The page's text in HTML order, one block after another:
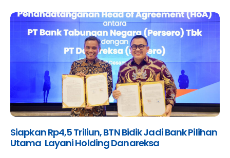
Siapkan Rp4,5 Triliun, BTN Bidik Jadi Bank Pilihan
Utama Layani Holding Danareksa